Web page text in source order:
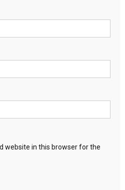
website in this browser for the